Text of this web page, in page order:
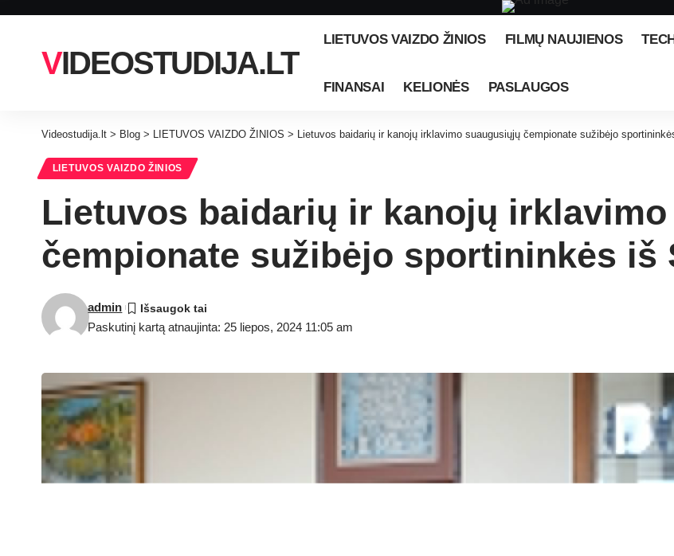
VIDEOSTUDIJA.LT
LIETUVOS VAIZDO ŽINIOS FILMŲ NAUJIENOS
FINANSAI KELIONĖS PASLAUGOS
Videostudija.lt > Blog > LIETUVOS VAIZDO ŽINIOS > Lietuvos baidarių ir kanojų irklavimo suaugusiųjų čempionate sužibėjo
LIETUVOS VAIZDO ŽINIOS
Lietuvos baidarių ir kanojų
čempionate sužibėjo sportininkės iš
Paskutinį kartą atnaujinta: 25 liepos, 2024 11:05 am
admin